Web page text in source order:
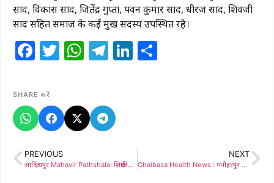
प्रसाद, विकास प्रसाद, जितेंद्र गुप्ता, पवन कुमार प्रसाद, धीरज प्रसाद, शिवजी
प्रसाद सहित समाज के कई प्रमुख सदस्य उपस्थित रहे।
Facebook
Twitter
WhatsApp
Telegram
LinkedIn
SHARE करें
PREVIOUS
आदित्यपुर Mahavir Pathshala: शिक्षाविद् डॉ. महावीर राम की स्मृति में स्थापित महावीर पाठशाला का प्रथम वार्षिकोत्सव:ऑटो क्लस्टर में बिखेरी सांस्कृतिक छटा; बच्चों की प्रतिभा देख मंत्रमुग्ध हुए अतिथि
NEXT
Chaibasa Health News : मनोहरपुर में जच्चा-बच्चा की मौत, इलाज पर उठे सवाल